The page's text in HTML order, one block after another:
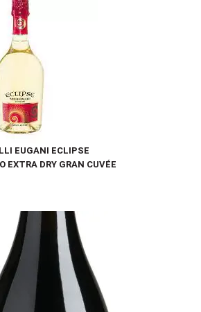
EUGANI ECLIPSE
EXTRA DRY GRAN CUVÉE